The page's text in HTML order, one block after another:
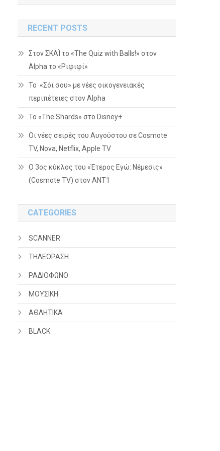
RECENT POSTS
Στον ΣΚΑΪ το «The Quiz with Balls!» στον
Alpha το «Ριφιφί»
Το «Σόι σου» με νέες οικογενειακές
περιπέτειες στον Alpha
To «The Shards» στο Disney+
Οι νέες σειρές του Αυγούστου σε Cosmote
TV, Nova, Netflix, Apple TV
Ο 3ος κύκλος του «Έτερος Εγώ: Νέμεσις»
(Cosmote TV) στον ΑΝΤ1
CATEGORIES
SCANNER
ΤΗΛΕΟΡΑΣΗ
ΡΑΔΙΟΦΩΝΟ
ΜΟΥΣΙΚΗ
ΑΘΛΗΤΙΚΑ
BLACK